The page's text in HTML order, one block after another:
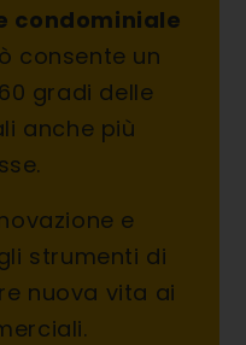
condominiale
consente un
gradi delle
anche più
e
strumenti di
nuova vita ai